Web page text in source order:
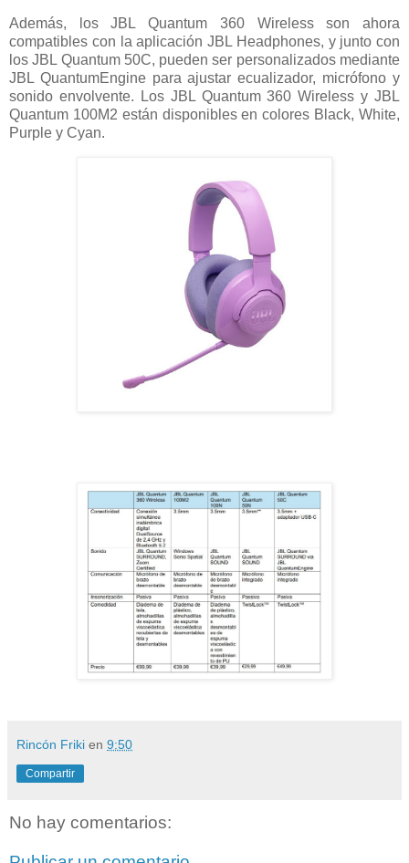
Además, los JBL Quantum 360 Wireless son ahora
compatibles con la aplicación JBL Headphones, y junto con
los JBL Quantum 50C, pueden ser personalizados mediante
JBL QuantumEngine para ajustar ecualizador, micrófono y
sonido envolvente. Los JBL Quantum 360 Wireless y JBL
Quantum 100M2 están disponibles en colores Black, White,
Purple y Cyan.
Rincón Friki en 9:50
Compartir
No hay comentarios: